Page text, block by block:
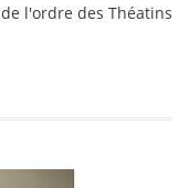
l'ordre des Théatins